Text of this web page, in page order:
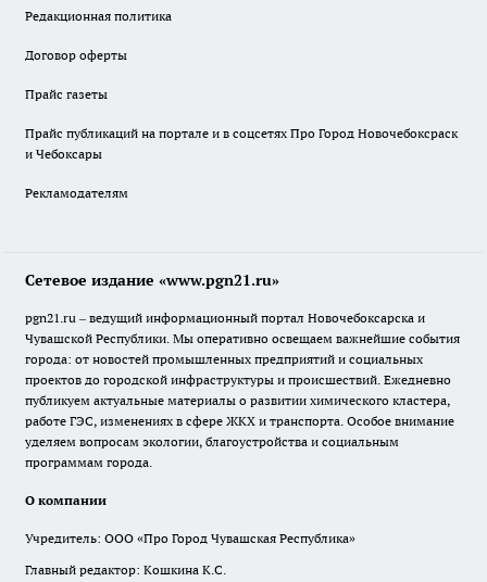
Редакционная политика
Договор оферты
Прайс газеты
Прайс публикаций на портале и в соцсетях Про Город Новочебоксраск
и Чебоксары
Рекламодателям
Сетевое издание «www.pgn21.ru»
pgn21.ru – ведущий информационный портал Новочебоксарска и
Чувашской Республики. Мы оперативно освещаем важнейшие события
города: от новостей промышленных предприятий и социальных
проектов до городской инфраструктуры и происшествий. Ежедневно
публикуем актуальные материалы о развитии химического кластера,
работе ГЭС, изменениях в сфере ЖКХ и транспорта. Особое внимание
уделяем вопросам экологии, благоустройства и социальным
программам города.
О компании
Учредитель: ООО «Про Город Чувашская Республика»
Главный редактор: Кошкина К.С.